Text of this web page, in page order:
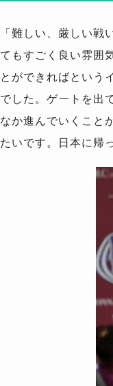
「難しい、厳しい
てもすごく良い雰囲
とができればという
でした。ゲートを出
なか進んでいくこと
たいです。日本に帰